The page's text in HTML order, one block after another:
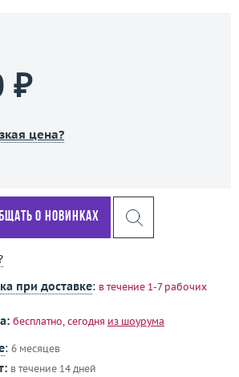
₽
цена?
о новинках
при доставке: в течение 1-7 рабочих
бесплатно, сегодня из шоурума
: 6 месяцев
в течение 14 дней